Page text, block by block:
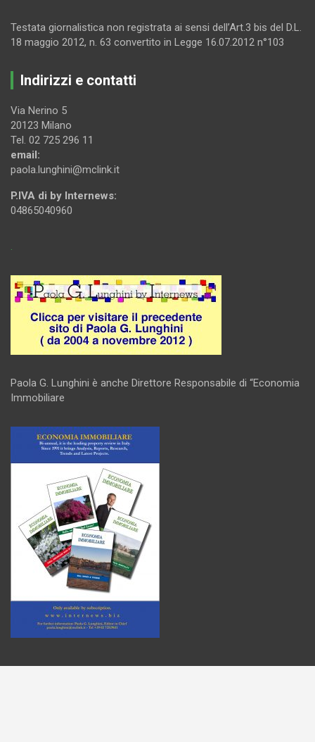
Testata giornalistica non registrata ai sensi dell’Art.3 bis del D.L.
18 maggio 2012, n. 63 convertito in Legge 16.07.2012 n°103
Indirizzi e contatti
Via Nerino 5
20123 Milano
Tel. 02 725 296 11
email:
paola.lunghini@mclink.it
P.IVA di by Internews:
04865040960
.
Paola G. Lunghini è anche Direttore Responsabile di “Economia
Immobiliare